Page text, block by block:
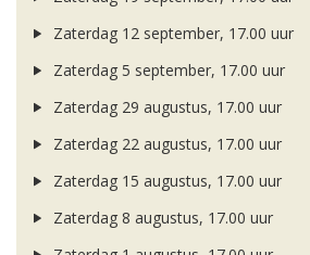
Zaterdag 12 september, 17.00 uur
Zaterdag 5 september, 17.00 uur
Zaterdag 29 augustus, 17.00 uur
Zaterdag 22 augustus, 17.00 uur
Zaterdag 15 augustus, 17.00 uur
Zaterdag 8 augustus, 17.00 uur